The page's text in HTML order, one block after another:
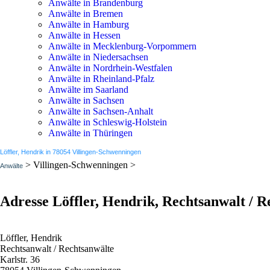
Anwälte in Brandenburg
Anwälte in Bremen
Anwälte in Hamburg
Anwälte in Hessen
Anwälte in Mecklenburg-Vorpommern
Anwälte in Niedersachsen
Anwälte in Nordrhein-Westfalen
Anwälte in Rheinland-Pfalz
Anwälte im Saarland
Anwälte in Sachsen
Anwälte in Sachsen-Anhalt
Anwälte in Schleswig-Holstein
Anwälte in Thüringen
Löffler, Hendrik in 78054 Villingen-Schwenningen
Anwälte > Villingen-Schwenningen >
Adresse Löffler, Hendrik, Rechtsanwalt /
Löffler, Hendrik
Rechtsanwalt / Rechtsanwälte
Karlstr. 36